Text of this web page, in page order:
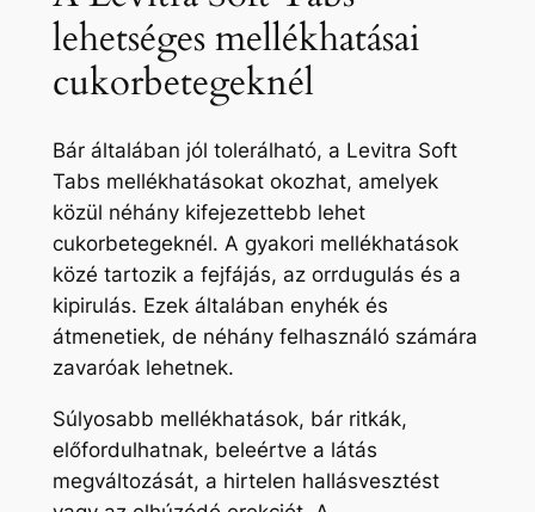
lehetséges mellékhatásai
cukorbetegeknél
Bár általában jól tolerálható, a Levitra Soft
Tabs mellékhatásokat okozhat, amelyek
közül néhány kifejezettebb lehet
cukorbetegeknél. A gyakori mellékhatások
közé tartozik a fejfájás, az orrdugulás és a
kipirulás. Ezek általában enyhék és
átmenetiek, de néhány felhasználó számára
zavaróak lehetnek.
Súlyosabb mellékhatások, bár ritkák,
előfordulhatnak, beleértve a látás
megváltozását, a hirtelen hallásvesztést